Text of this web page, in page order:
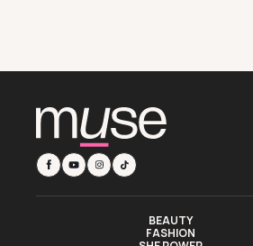
BEAUTY
FASHION